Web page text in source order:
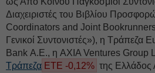
Διαχειριστές του Βιβλίου
Coordinators and Joint
Γενικοί Συντονιστές»), η Τράπεζα
Βank Α.Ε., η AXIA Ventures Group
Τράπεζα ΕΤΕ -0,12% της Ελλάδος